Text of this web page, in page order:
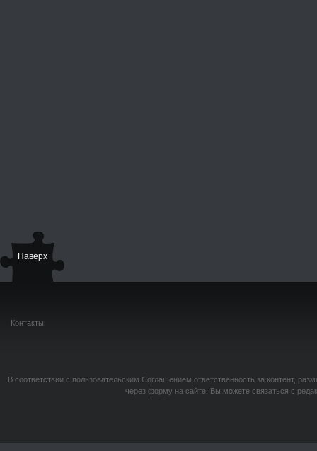
Наверх
Контакты
В соответствии с пользовательским Соглашением ответственность за контент,
через форму на сайте. Вы можете связаться с